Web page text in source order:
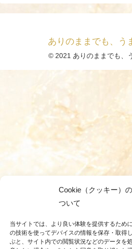
Cookie（クッキー）
ついて
当サイトでは、より良い体験を提供するため
の技術を使ってデバイスの情報を保存・取得
ぶと、サイト内での閲覧状況などのデータを
ありのままでも、う
© 2021 ありのままでも、